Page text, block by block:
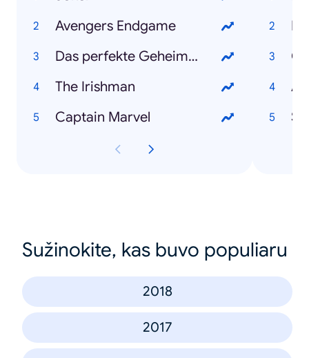
Avengers Endgame
Das perfekte Geheimnis
The Irishman
Captain Marvel
Sužinokite, kas buvo populiaru
2018
2017